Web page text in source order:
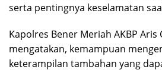
serta pentingnya keselamatan
Kapolres Bener Meriah AKBP Aris
mengatakan, kemampuan
keterampilan tambahan yang